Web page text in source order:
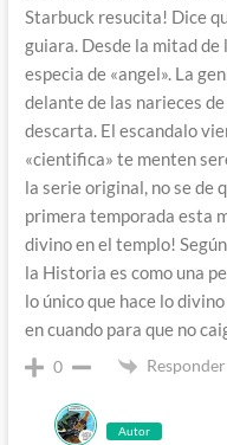
Starbuck resucita! Dice
guiara. Desde la mitad de
especia de «angel». La
delante de las narieces
descarta. El escandalo
«cientifica» te menten
la serie original, no se de
primera temporada esta
divino en el templo!
la Historia es como una
lo único que hace lo
en cuando para que no
0 Responder
Autor